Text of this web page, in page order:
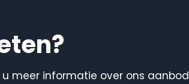
meer informatie over ons aanbod